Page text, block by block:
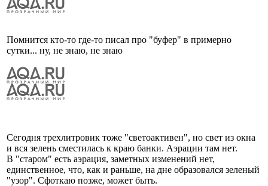
Помнится кто-то где-то писал про "буфер" в примерно
сутки... ну, не знаю, не знаю
Сегодня трехлитровик тоже "светоактивен", но свет из окна
и вся зелень сместилась к краю банки. Аэрации там нет.
В "старом" есть аэрация, заметных изменений нет,
единственное, что, как и раньше, на дне образовался зеленый
"узор". Сфоткаю позже, может быть.